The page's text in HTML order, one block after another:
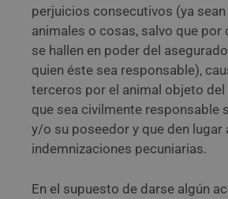
perjuicios consecutivos (ya
animales o cosas, salvo que por
se hallen en poder del
quien éste sea responsable),
terceros por el animal objeto
que sea civilmente responsable
y/o su poseedor y que den lugar
indemnizaciones pecuniarias.
En el supuesto de darse algún